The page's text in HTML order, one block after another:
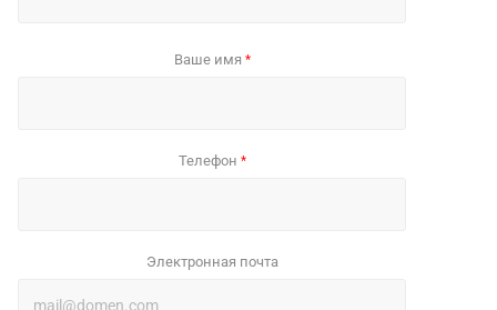
Ваше имя *
Телефон *
Электронная почта